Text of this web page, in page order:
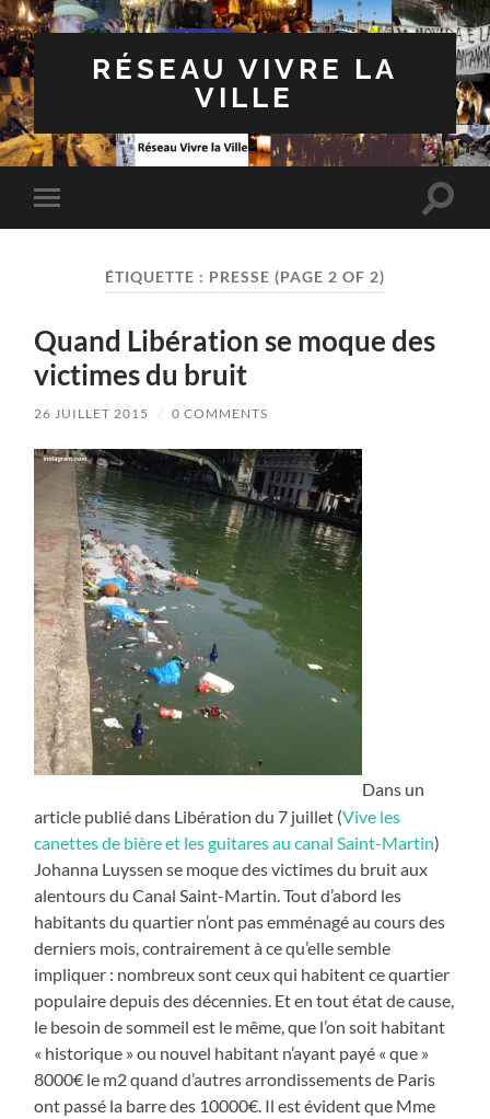
RÉSEAU VIVRE LA
VILLE
Toggle
mobile
Toggle
ÉTIQUETTE : PRESSE (PAGE 2 OF 2)
Quand Libération se moque des
victimes du bruit
26 JUILLET 2015 / 0 COMMENTS
Dans un
article publié dans Libération du 7 juillet (Vive les
canettes de bière et les guitares au canal Saint-Martin)
Johanna Luyssen se moque des victimes du bruit aux
alentours du Canal Saint-Martin. Tout d’abord les
habitants du quartier n’ont pas emménagé au cours des
derniers mois, contrairement à ce qu’elle semble
impliquer : nombreux sont ceux qui habitent ce quartier
populaire depuis des décennies. Et en tout état de cause,
le besoin de sommeil est le même, que l’on soit habitant
« historique » ou nouvel habitant n’ayant payé « que »
8000€ le m2 quand d’autres arrondissements de Paris
ont passé la barre des 10000€. Il est évident que Mme